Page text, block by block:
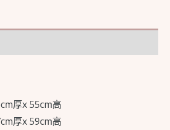
厚x 55cm高
厚x 59cm高